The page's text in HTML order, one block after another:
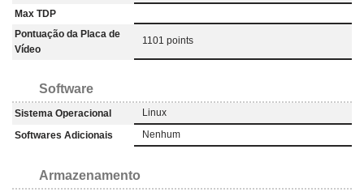
Max TDP
Pontuação da Placa de
Vídeo
1101 points
Software
Sistema Operacional
Linux
Softwares Adicionais
Nenhum
Armazenamento